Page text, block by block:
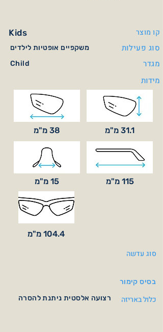
Kids קו מוצר
משקפיים אופטיות לילדים סוג פעילות
Child
מגדר
מידות
38 מ"מ 31.1 מ"מ
15 מ"מ 115 מ"מ
104.4 מ"מ
סוג עדשה
בסיס קימור
רצועה אלסטית ניתנת להסרה
כלול באריזה